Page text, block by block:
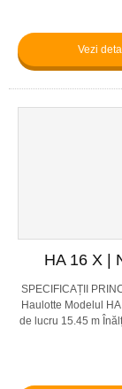
Vezi
HA 16 X |
SPECIFICAȚII
Haulotte Modelul
de lucru 15.45 m